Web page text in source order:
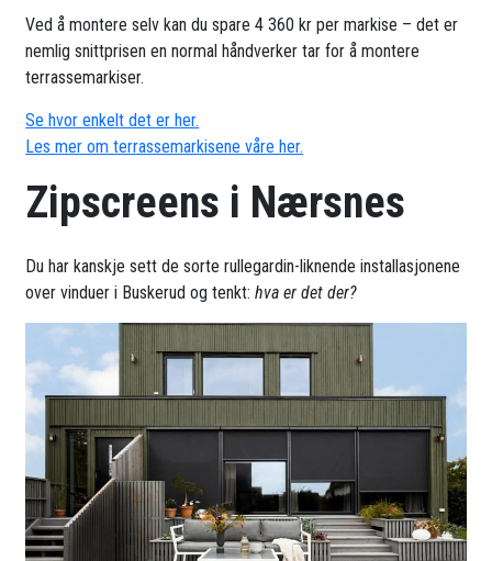
Ved å montere selv kan du spare 4 360 kr per markise – det er
nemlig snittprisen en normal håndverker tar for å montere
terrassemarkiser.
Se hvor enkelt det er her.
Les mer om terrassemarkisene våre her.
Zipscreens i Nærsnes
Du har kanskje sett de sorte rullegardin-liknende installasjonene
over vinduer i Buskerud og tenkt:hva er det der?